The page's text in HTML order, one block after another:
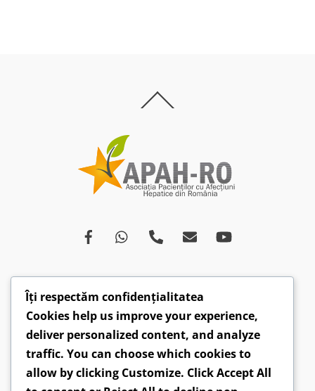
To
Despre Afecțiuni Ce spun medicii
Campanii
Drepturi
Susținători Opinii
Video
Articole
Comunicate
CONTACT: hepatobv@gmail.com | 0721 304 160 |
Îți respectăm confidențialitatea
Cookies help us improve your experience,
deliver personalized content, and analyze
traffic. You can choose which cookies to
allow by clicking Customize. ClickAccept All